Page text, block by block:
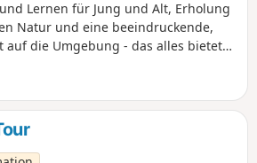
Lernen für Jung und Alt, Erholung
Natur und eine beeindruckende,
auf die Umgebung - das alles bietet